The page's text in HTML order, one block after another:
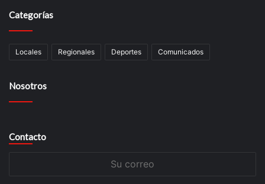
Categorías
Locales Regionales Deportes Comunicados
Nosotros
Contacto